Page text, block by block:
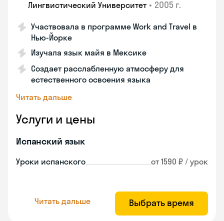
Лингвистический Университет • 2005 г.
Участвовала в программе Work and Travel в
Нью-Йорке
Изучала язык майя в Мексике
Создает расслабленную атмосферу для
естественного освоения языка
Читать дальше
Услуги и цены
Испанский язык
Уроки испанского от 1590 ₽ / урок
Читать дальше Выбрать время